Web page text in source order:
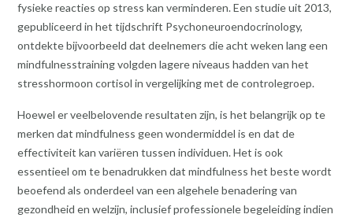
fysieke reacties op stress kan verminderen. Een studie uit 2013,
gepubliceerd in het tijdschrift Psychoneuroendocrinology,
ontdekte bijvoorbeeld dat deelnemers die acht weken lang een
mindfulnesstraining volgden lagere niveaus hadden van het
stresshormoon cortisol in vergelijking met de controlegroep.
Hoewel er veelbelovende resultaten zijn, is het belangrijk op te
merken dat mindfulness geen wondermiddel is en dat de
effectiviteit kan variëren tussen individuen. Het is ook
essentieel om te benadrukken dat mindfulness het beste wordt
beoefend als onderdeel van een algehele benadering van
gezondheid en welzijn, inclusief professionele begeleiding indien